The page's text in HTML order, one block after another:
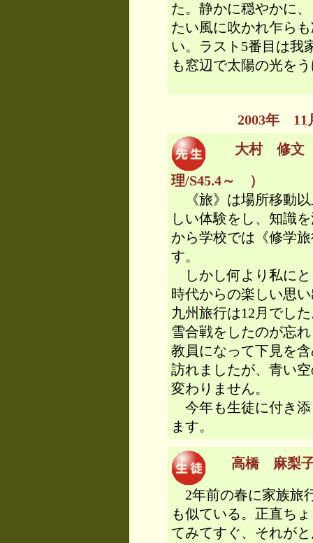
た。静かに穏やかに
たい風に吹かれ乍ら
い。ラスト5番目は我
も窓辺で太陽の光を
2003年 11
大村 修文
理/S45.4～ ）
《旅》は場所移動以
しい体験をし、知識
から学校では《修学
す。
しかし何より私にと
時代からの楽しい思
九州旅行は12月でし
雪合戦をしたのが忘
教員になって下見を
訪れましたが、青い
変わりません。
今年も生徒に付き添
ます。
高橋 麻梨子
2年前の春に家族旅
も似ている。正直ち
てみてすぐ、それが